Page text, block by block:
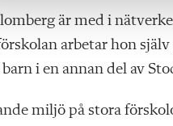
är med i
arbetar hon
i en annan del av
miljö på stora